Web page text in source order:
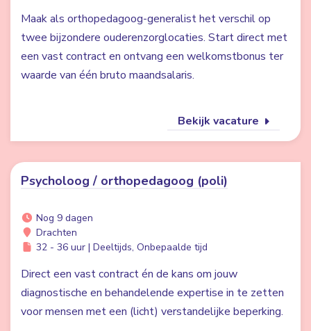
Maak als orthopedagoog-generalist het verschil op
twee bijzondere ouderenzorglocaties. Start direct met
een vast contract en ontvang een welkomstbonus ter
waarde van één bruto maandsalaris.
Bekijk vacature
Psycholoog / orthopedagoog (poli)
Nog 9 dagen
Drachten
32 - 36 uur | Deeltijds, Onbepaalde tijd
Direct een vast contract én de kans om jouw
diagnostische en behandelende expertise in te zetten
voor mensen met een (licht) verstandelijke beperking.